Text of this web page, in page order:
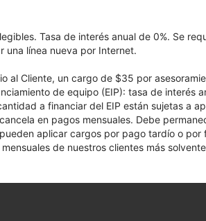
Tasa de interés anual de 0%. Se
una línea nueva por Internet.
al Cliente, un cargo de $35 por
de equipo (EIP): tasa de interés
a financiar del EIP están sujetas a
en pagos mensuales. Debe
aplicar cargos por pago tardío o por
de nuestros clientes más